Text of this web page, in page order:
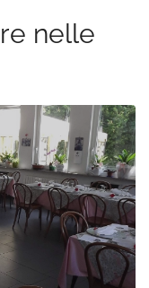
nelle